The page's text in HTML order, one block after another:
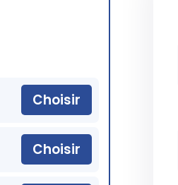
Choisir
Choisir